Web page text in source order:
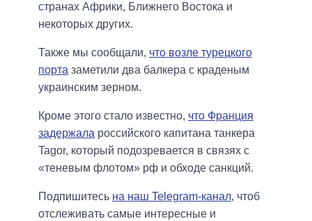
странах Африки, Ближнего Востока и
некоторых других.
Также мы сообщали, что возле турецкого
порта заметили два балкера с краденым
украинским зерном.
Кроме этого стало известно, что Франция
задержала российского капитана танкера
Tagor, который подозревается в связях с
«теневым флотом» рф и обходе санкций.
Подпишитесь на наш Telegram-канал, чтоб
отслеживать самые интересные и